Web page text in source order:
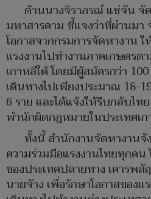
ด้านนางจิราภรณ์ แซ่จัน จั
มหาสารคาม ชี้แจงว่าที่ผ่านมา
โอกาสจากกรมการจัดหางาน
แรงงานไปทำงานภาคเกษตรต
เกาหลีใต้ โดยมีผู้สมัครกว่า
เดินทางไปเพียงประมาณ 18-
6 ราย และได้แจ้งให้รีบกลับไท
พำนักผิดกฎหมายในประเทศเ
ทั้งนี้ สำนักงานจัดหางานจั
ความร่วมมือแรงงานไทยทุกค
ของประเทศปลายทาง เคารพ
นายจ้าง เพื่อรักษาโอกาสของ